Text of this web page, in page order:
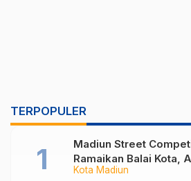
TERPOPULER
Kota Madiun
Madiun Street
Ramaikan Balai Kota,
Anak Muda dari